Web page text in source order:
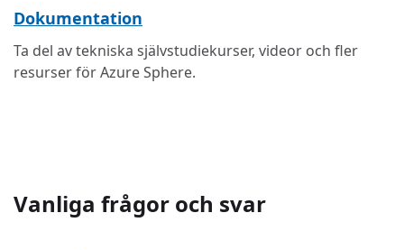
Dokumentation
Ta del av tekniska självstudiekurser, videor och fler
resurser för Azure Sphere.
Vanliga frågor och svar